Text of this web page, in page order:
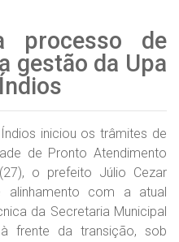
processo de
gestão da Upa
iniciou os trâmites de
de Pronto Atendimento
o prefeito Júlio Cezar
com a atual
da Secretaria Municipal
frente da transição, sob